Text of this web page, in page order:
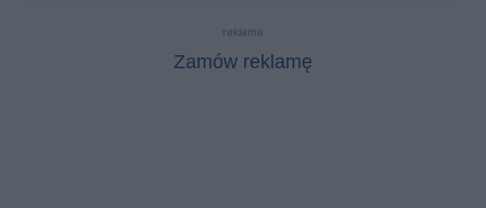
reklama
Zamów reklamę